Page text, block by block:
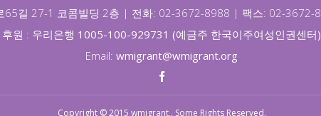
65길 27-1 코콤빌딩 2층 | 전화: 02-3672-8988 | 팩스: 02-3672-
후원 : 우리은행 1005-100-929731 (예금주 한국이주여성인권센터)
Email: wmigrant@wmigrant.org
Copyright © 2015 wmigrant,. Some Rights Reserved.